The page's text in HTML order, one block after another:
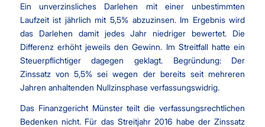
Ein unverzinsliches Darlehen mit einer unbestimmten
Laufzeit ist jährlich mit 5,5% abzuzinsen. Im Ergebnis wird
das Darlehen damit jedes Jahr niedriger bewertet. Die
Differenz erhöht jeweils den Gewinn. Im Streitfall hatte ein
Steuerpflichtiger dagegen geklagt. Begründung: Der
Zinssatz von 5,5% sei wegen der bereits seit mehreren
Jahren anhaltenden Nullzinsphase verfassungswidrig.
Das Finanzgericht Münster teilt die verfassungsrechtlichen
Bedenken nicht. Für das Streitjahr 2016 habe der Zinssatz